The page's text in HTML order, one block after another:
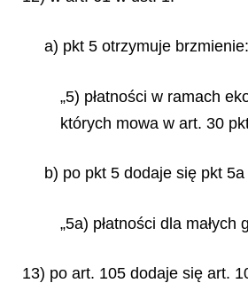
a) pkt 5 otrzymuje brzmienie:
„5) płatności w ramach
których mowa w art. 30
b) po pkt 5 dodaje się pkt
„5a) płatności dla małych
13) po art. 105 dodaje się art.